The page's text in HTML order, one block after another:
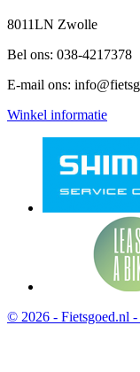
8011LN Zwolle
Bel ons: 038-4217378
E-mail ons:
Winkel informatie
© 2026 - Fietsgoed.nl -